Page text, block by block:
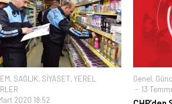
, SAĞLIK, SİYASET, YEREL
2020 18:52
Genel,
13